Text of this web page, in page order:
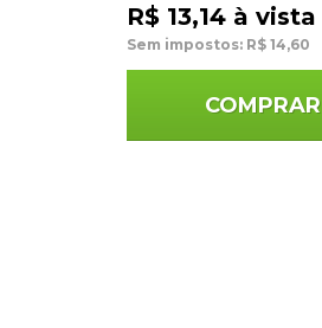
R$ 13,14 à vista
Sem impostos: R$ 14,60
COMPRAR